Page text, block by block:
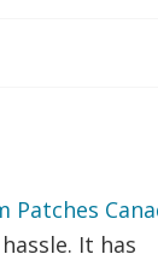
Patches
It has